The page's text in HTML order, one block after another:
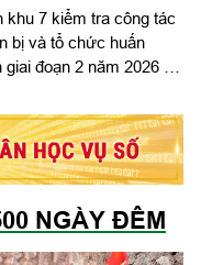
khu 7 kiểm tra công tác
bị và tổ chức huấn
giai đoạn 2 năm 2026 tại
NGÀY ĐÊM